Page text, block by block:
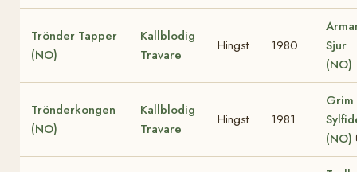
Trönder Tapper
(NO)
Kallblodig
Travare
Hingst 1980
Sjur
(NO)
Trönderkongen
(NO)
Kallblodig
Travare
Hingst 1981
Grim
(NO)